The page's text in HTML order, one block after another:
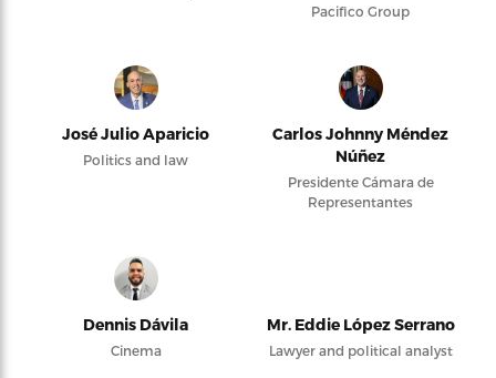
Pacifico Group
José Julio Aparicio
Politics and law
Carlos Johnny Méndez
Núñez
Presidente Cámara de
Representantes
Dennis Dávila
Cinema
Mr. Eddie López Serrano
Lawyer and political analyst